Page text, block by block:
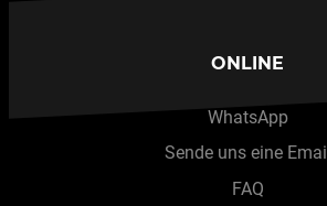
ONLINE
WhatsApp
Sende uns eine Email
FAQ